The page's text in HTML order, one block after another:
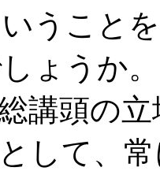
うこと
ょうか。
講頭の立
して、